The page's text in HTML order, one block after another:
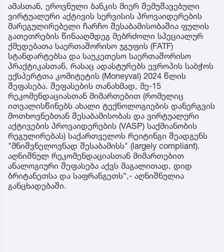
ამასთან, ეროვნული ბანკის მიერ შემუშავებული
ვირტუალური აქტივის სერვისის პროვაიდერების
მარეგულირებელი ჩარჩო შესაბამისობაშია ფულის
გათეთრების წინააღმდეგ მებრძოლი სპეციალურ
ქმედებათა საერთაშორისო ჯგუფის (FATF)
სტანდარტებსა და საუკეთესო საერთაშორისო
პრაქტიკასთან, რასაც ადასტურებს ევროპის საბჭოს
ექსპერტთა კომიტეტის (Moneyval) 2024 წლის
შეფასება. შეფასების თანახმად, მე-15
რეკომენდაციასთან მიმართებით (რომელიც
ითვალისწინებს ახალი ტექნოლოგიების დანერგვის
მოთხოვნებთან შესაბამისობას და ვირტუალური
აქტივების პროვაიდერების (VASP) საქმიანობის
რეგულირებას) საქართველოს რეიტინგი შეადგენს
"მნიშვნელოვნად შესაბამისს" (largely compliant).
აღნიშნულ რეკომენდაციასთან მიმართებით
ანალოგიური შეფასება აქვს მაგალითად, დიდ
ბრიტანეთსა და საფრანგეთს“,- აღნიშნულია
განცხადებაში.